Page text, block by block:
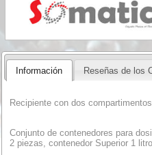
Información Reseñas de los
Recipiente con dos
Conjunto de contenedores para
2 piezas, contenedor Superior 1